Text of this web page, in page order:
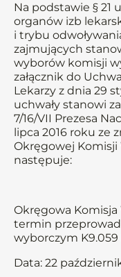
Na podstawie § 21
organów izb
i trybu
zajmujących
wyborów komisji
załącznik do
Lekarzy z dnia 29
uchwały stanowi
7/16/VII Prezesa
lipca 2016 roku ze
Okręgowej Komisji
następuje:
Okręgowa
termin
wyborczym K9.059
Data: 22